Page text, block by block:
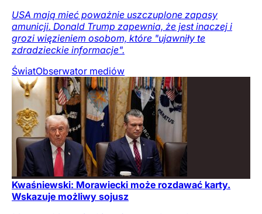
USA mają mieć poważnie uszczuplone zapasy
amunicji. Donald Trump zapewnia, że jest inaczej i
grozi więzieniem osobom, które "ujawniły te
zdradzieckie informacje".
ŚwiatObserwator mediów
Kwaśniewski: Morawiecki może rozdawać karty.
Wskazuje możliwy sojusz